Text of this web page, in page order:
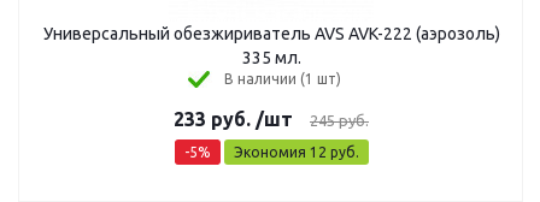
Универсальный обезжириватель AVS AVK-222 (аэрозоль)
335 мл.
В наличии (1 шт)
233 руб. /шт 245руб.
-5% Экономия 12 руб.